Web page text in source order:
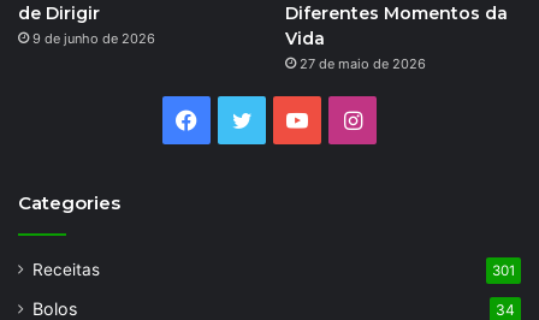
de Dirigir
9 de junho de 2026
Diferentes Momentos da
Vida
27 de maio de 2026
Facebook
TwitterYouTubeInstagram
Categories
Receitas 301
Bolos 34